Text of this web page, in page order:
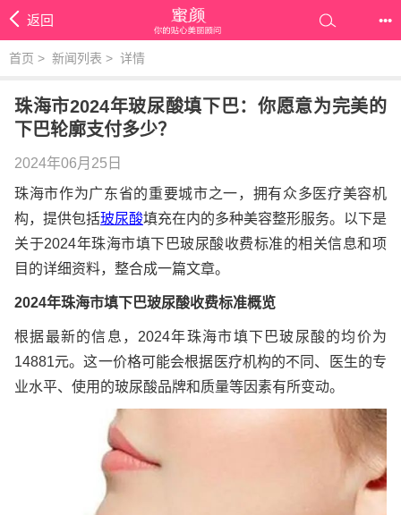
返回 •••
首页 > 新闻列表 > 详情
珠海市2024年玻尿酸填下巴：你愿意为完美的
下巴轮廓支付多少？
2024年06月25日
珠海市作为广东省的重要城市之一，拥有众多医疗美容机
构，提供包括玻尿酸填充在内的多种美容整形服务。以下是
关于2024年珠海市填下巴玻尿酸收费标准的相关信息和项
目的详细资料，整合成一篇文章。
2024年珠海市填下巴玻尿酸收费标准概览
根据最新的信息，2024年珠海市填下巴玻尿酸的均价为
14881元。这一价格可能会根据医疗机构的不同、医生的专
业水平、使用的玻尿酸品牌和质量等因素有所变动。